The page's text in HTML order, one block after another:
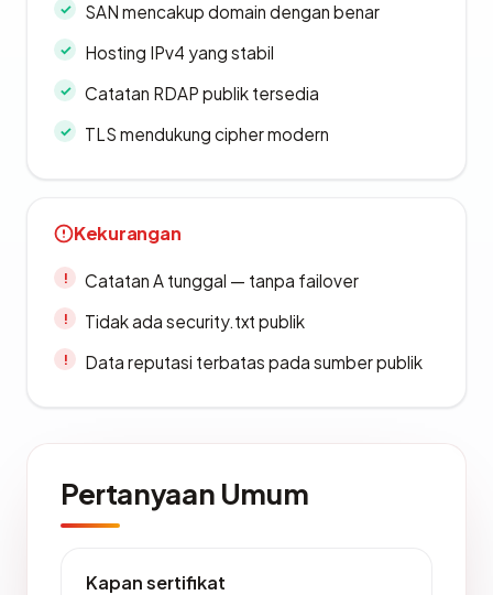
SAN mencakup domain dengan benar
Hosting IPv4 yang stabil
Catatan RDAP publik tersedia
TLS mendukung cipher modern
Kekurangan
Catatan A tunggal — tanpa failover
Tidak ada security.txt publik
Data reputasi terbatas pada sumber publik
Pertanyaan Umum
Kapan sertifikat